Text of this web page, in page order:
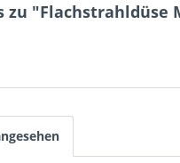
"Flachstrahldüse